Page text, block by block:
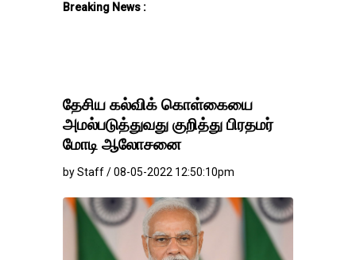
Breaking News :
தேசிய கல்விக் கொள்கையை
அமல்படுத்துவது குறித்து பிரதமர்
மோடி ஆலோசனை
by Staff / 08-05-2022 12:50:10pm